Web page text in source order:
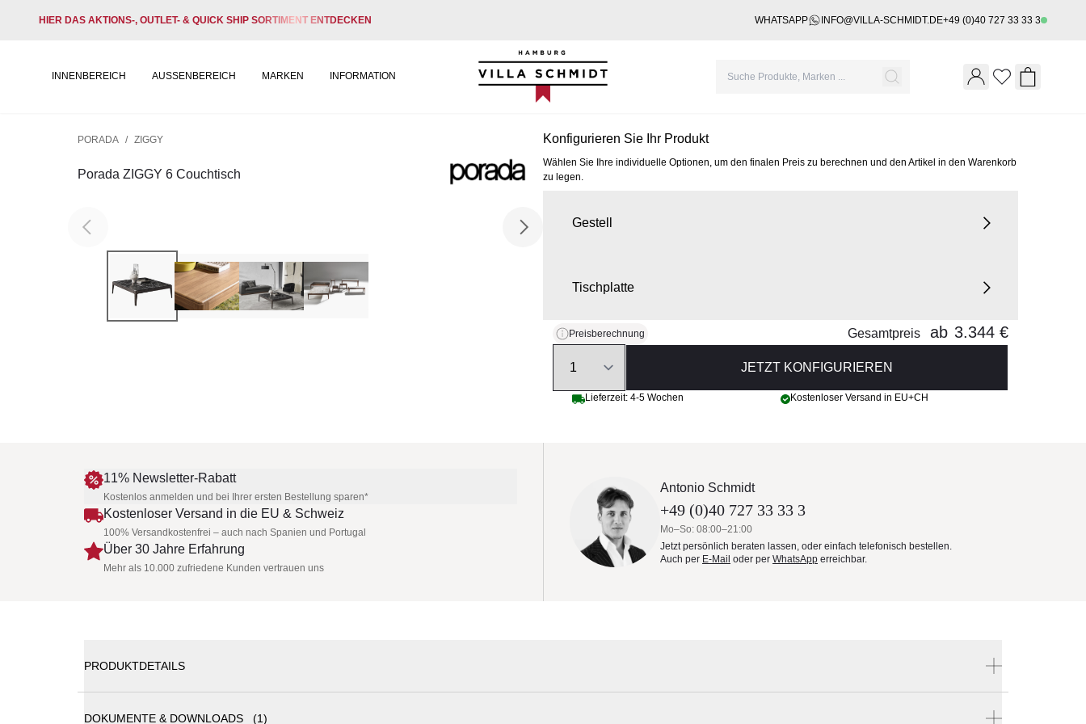
HIER DAS AKTIONS-, OUTLET- & QUICK SHIP SORTIMENT ENTDECKEN WHATSAPP INFO@VILLA-SCHMIDT.DE+49 (0)40 727 33 33 3
INNENBEREICH AUSSENBEREICH MARKEN INFORMATION
Villa Schmidt
Wishlist
PORADA / ZIGGY
Porada ZIGGY 6 Couchtisch
Konfigurieren Sie Ihr Produkt
Wählen Sie Ihre individuelle Optionen, um den finalen Preis zu berechnen und den Artikel in den Warenkorb
zu legen.
Gestell
Tischplatte
Preisberechnung Gesamtpreis ab 3.344 €
JETZT KONFIGURIEREN
Lieferzeit: 4-5 Wochen Kostenloser Versand in EU+CH
11% Newsletter-Rabatt
Kostenlos anmelden und bei Ihrer ersten Bestellung sparen*
Kostenloser Versand in die EU & Schweiz
100% Versandkostenfrei – auch nach Spanien und Portugal
Über 30 Jahre Erfahrung
Mehr als 10.000 zufriedene Kunden vertrauen uns
Antonio Schmidt
+49 (0)40 727 33 33 3
Mo–So: 08:00–21:00
Jetzt persönlich beraten lassen, oder einfach telefonisch bestellen.
Auch per E-Mail oder per WhatsApp erreichbar.
PRODUKTDETAILS
DOKUMENTE & DOWNLOADS (1)